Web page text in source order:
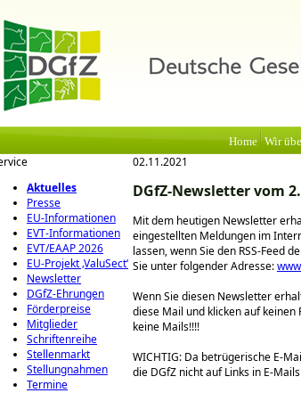
Home Wir
Aktuelles
Presse
EU-Informationen
EVT-Informationen
EVT/EAAP 2026
EU-Projekt ‚ValuSect‘
Newsletter
DGfZ-Ehrungen
Förderpreise
Mitglieder
Schriftenreihe
Stellenmarkt
Stellungnahmen
Termine
02.11.2021
DGfZ-Newsletter vom
Mit dem heutigen Newsletter
eingestellten Meldungen im
lassen, wenn Sie den RSS-Feed
Sie unter folgender Adresse:
Wenn Sie diesen Newsletter
diese Mail und klicken auf keinen
keine Mails!!!!
WICHTIG: Da betrügerische E-
die DGfZ nicht auf Links in E-